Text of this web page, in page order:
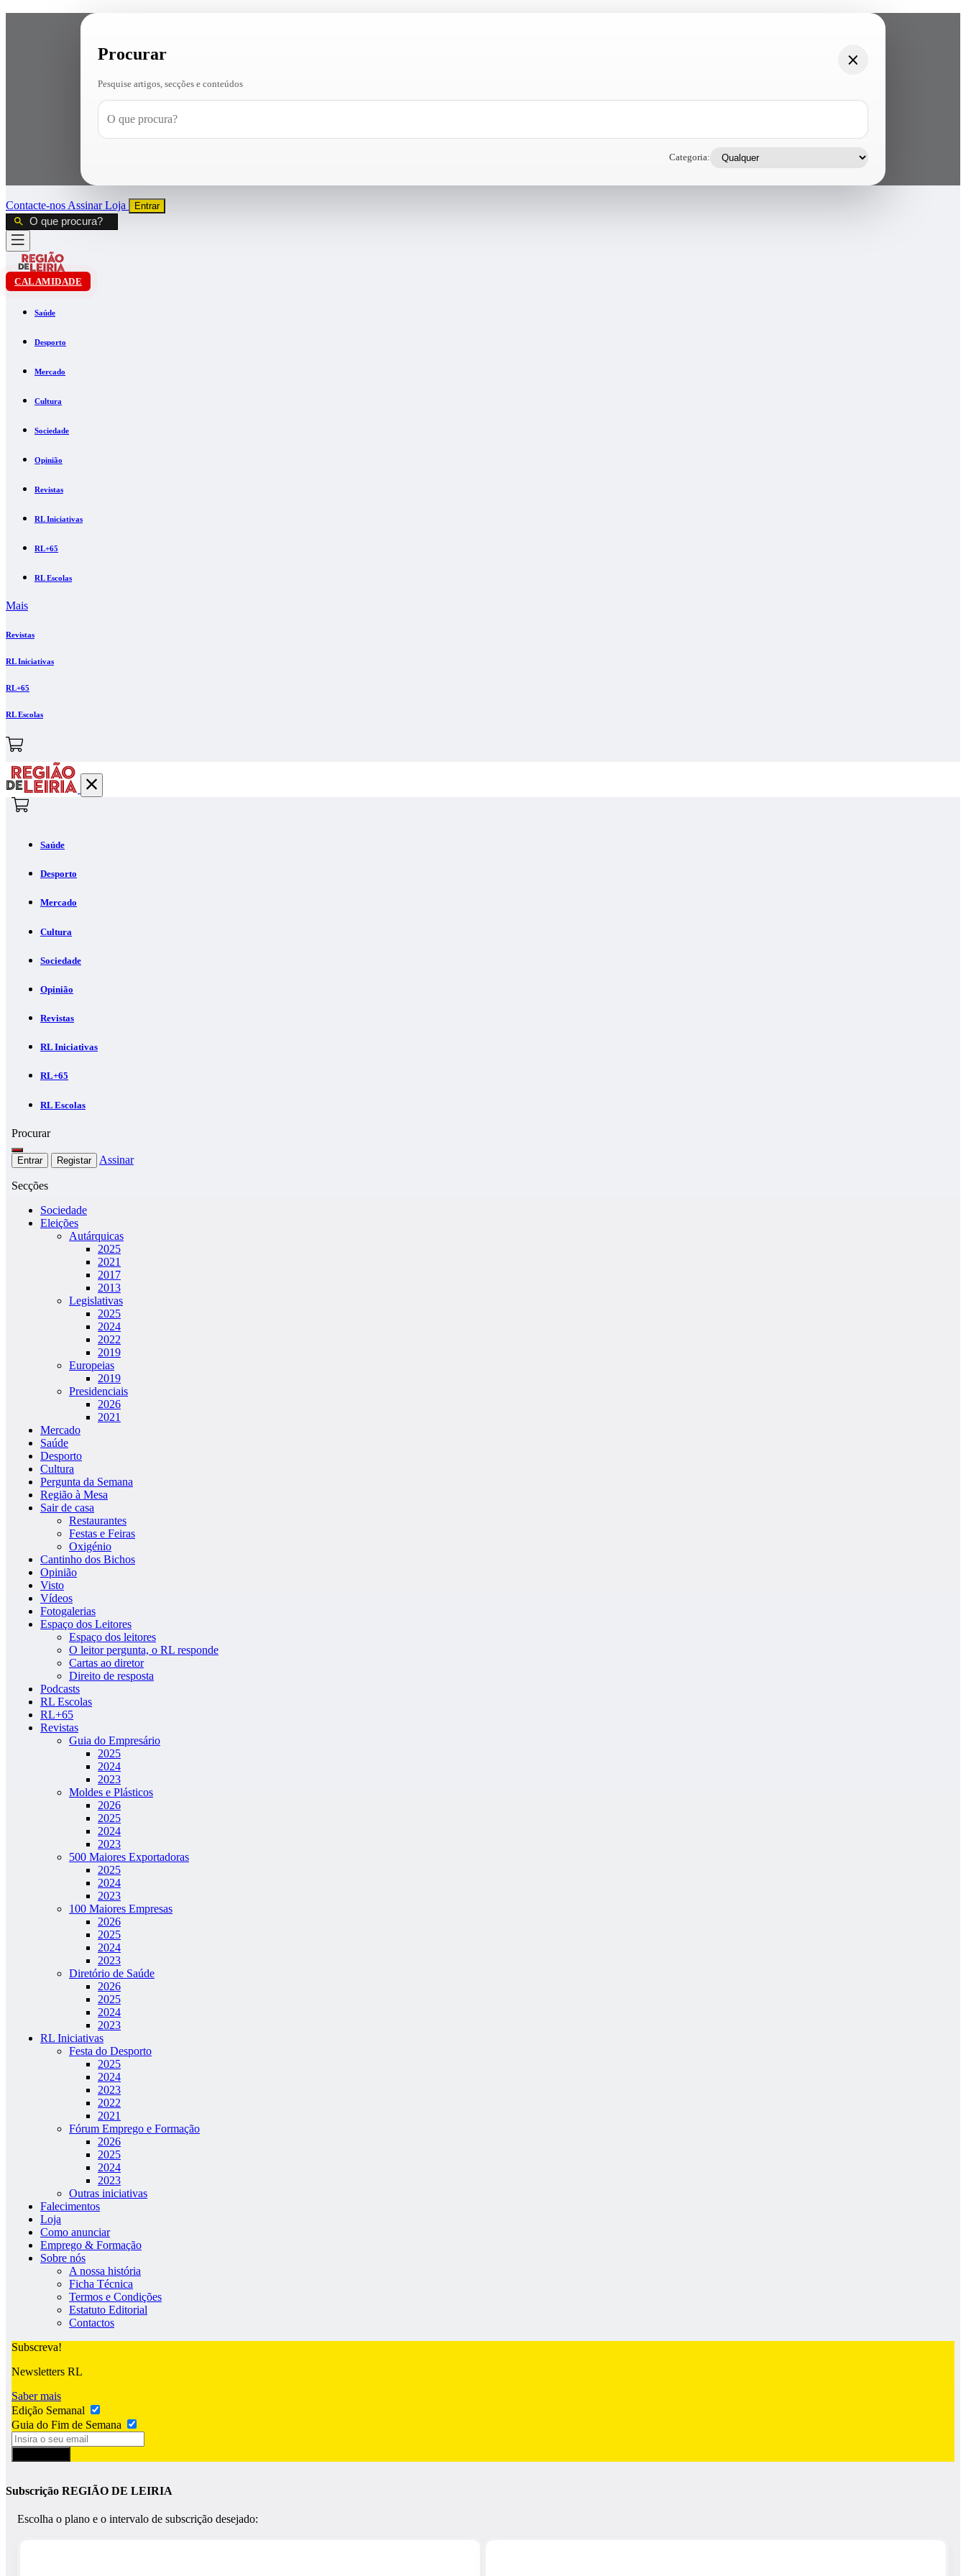
Procurar
Pesquise artigos, secções e conteúdos
Categoria:
Contacte-nos AssinarLoja Entrar
CALAMIDADE
Saúde
Desporto
Mercado
Cultura
Sociedade
Opinião
Revistas
RL Iniciativas
RL+65
RL Escolas
Mais
Revistas
RL Iniciativas
RL+65
RL Escolas
Saúde
Desporto
Mercado
Cultura
Sociedade
Opinião
Revistas
RL Iniciativas
RL+65
RL Escolas
Procurar
Entrar Registar Assinar
Secções
Sociedade
Eleições
Autárquicas
2025
2021
2017
2013
Legislativas
2025
2024
2022
2019
Europeias
2019
Presidenciais
2026
2021
Mercado
Saúde
Desporto
Cultura
Pergunta da Semana
Região à Mesa
Sair de casa
Restaurantes
Festas e Feiras
Oxigénio
Cantinho dos Bichos
Opinião
Visto
Vídeos
Fotogalerias
Espaço dos Leitores
Espaço dos leitores
O leitor pergunta, o RL responde
Cartas ao diretor
Direito de resposta
Podcasts
RL Escolas
RL+65
Revistas
Guia do Empresário
2025
2024
2023
Moldes e Plásticos
2026
2025
2024
2023
500 Maiores Exportadoras
2025
2024
2023
100 Maiores Empresas
2026
2025
2024
2023
Diretório de Saúde
2026
2025
2024
2023
RL Iniciativas
Festa do Desporto
2025
2024
2023
2022
2021
Fórum Emprego e Formação
2026
2025
2024
2023
Outras iniciativas
Falecimentos
Loja
Como anunciar
Emprego & Formação
Sobre nós
A nossa história
Ficha Técnica
Termos e Condições
Estatuto Editorial
Contactos
Subscreva!
Newsletters RL
Saber mais
Edição Semanal
Guia do Fim de Semana
Subscrição REGIÃO DE LEIRIA
Escolha o plano e o intervalo de subscrição desejado: